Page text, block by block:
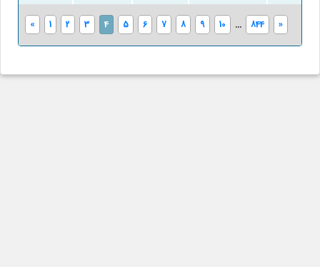
« 1 2 3 4 5 6 7 8 9 10 ... 844 »